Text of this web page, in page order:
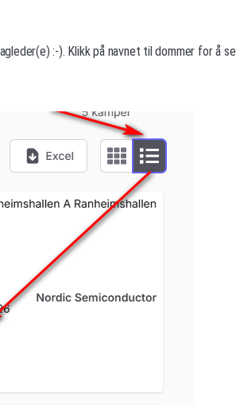
:-). Klikk på navnet til dommer for å se